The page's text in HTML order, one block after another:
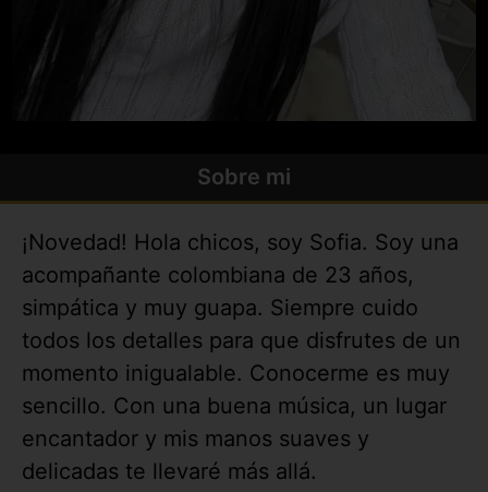
Sobre mi
¡Novedad! Hola chicos, soy Sofia. Soy una
acompañante colombiana de 23 años,
simpática y muy guapa. Siempre cuido
todos los detalles para que disfrutes de un
momento inigualable. Conocerme es muy
sencillo. Con una buena música, un lugar
encantador y mis manos suaves y
delicadas te llevaré más allá.